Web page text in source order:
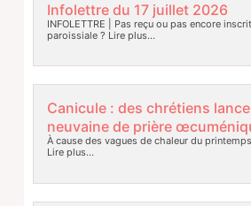
Infolettre du 17 juillet 2026
INFOLETTRE | Pas reçu ou pas encore
paroissiale ? Lire plus…
Canicule : des chrétiens
neuvaine de prière
À cause des vagues de chaleur du
Lire plus…